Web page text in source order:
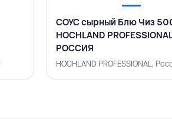
СОУС сырный Блю Чиз
HOCHLAND
РОССИЯ